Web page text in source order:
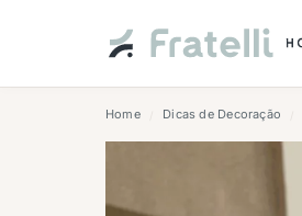
Home Dicas de Decoração